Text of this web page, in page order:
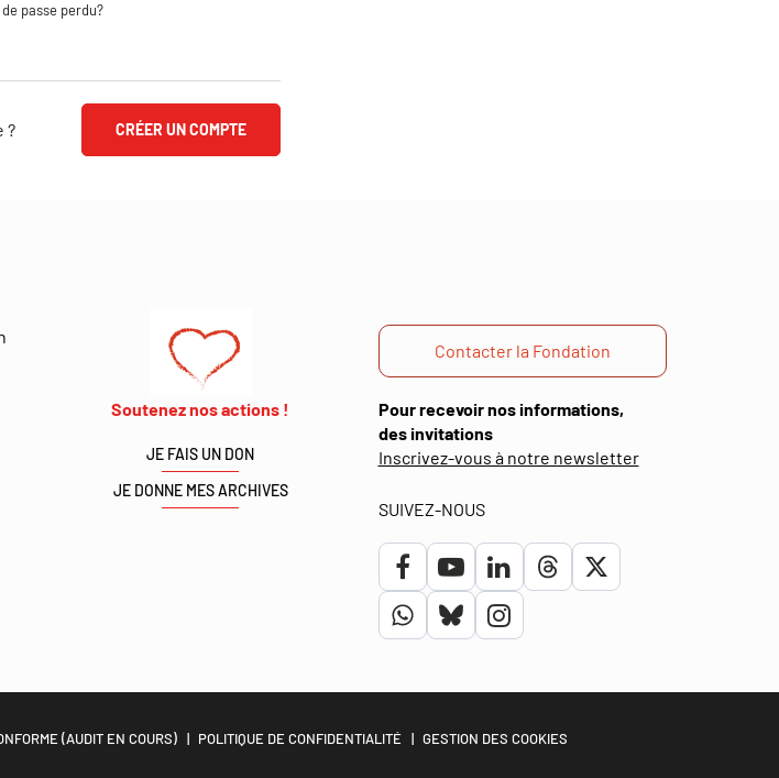
de passe perdu?
? CRÉER UN COMPTE
Soutenez nos actions !
JE FAIS UN DON
JE DONNE MES ARCHIVES
Contacter la Fondation
Pour recevoir nos informations,
des invitations
Inscrivez-vous à notre newsletter(ouverture
SUIVEZ-NOUS
Lien
vers
compte
Facebook
Lien
vers
chaîne
Youtube
Lien
vers
compte
Linkedin
Lien
compte
Threads
Lien
compte
Lien
compte
Lien
compte
Lien
compte
(AUDIT EN COURS) POLITIQUE DE CONFIDENTIALITÉ GESTION DES COOKIES